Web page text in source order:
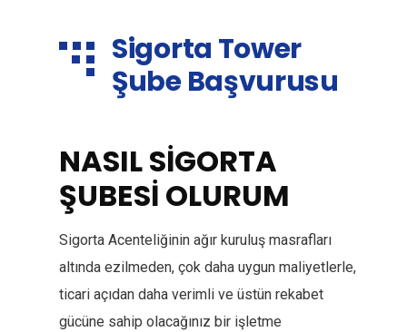
Sigorta Tower
Şube Başvurusu
NASIL SİGORTA
ŞUBESİ OLURUM
Sigorta Acenteliğinin ağır kuruluş masrafları
altında ezilmeden, çok daha uygun maliyetlerle,
ticari açıdan daha verimli ve üstün rekabet
gücüne sahip olacağınız bir işletme